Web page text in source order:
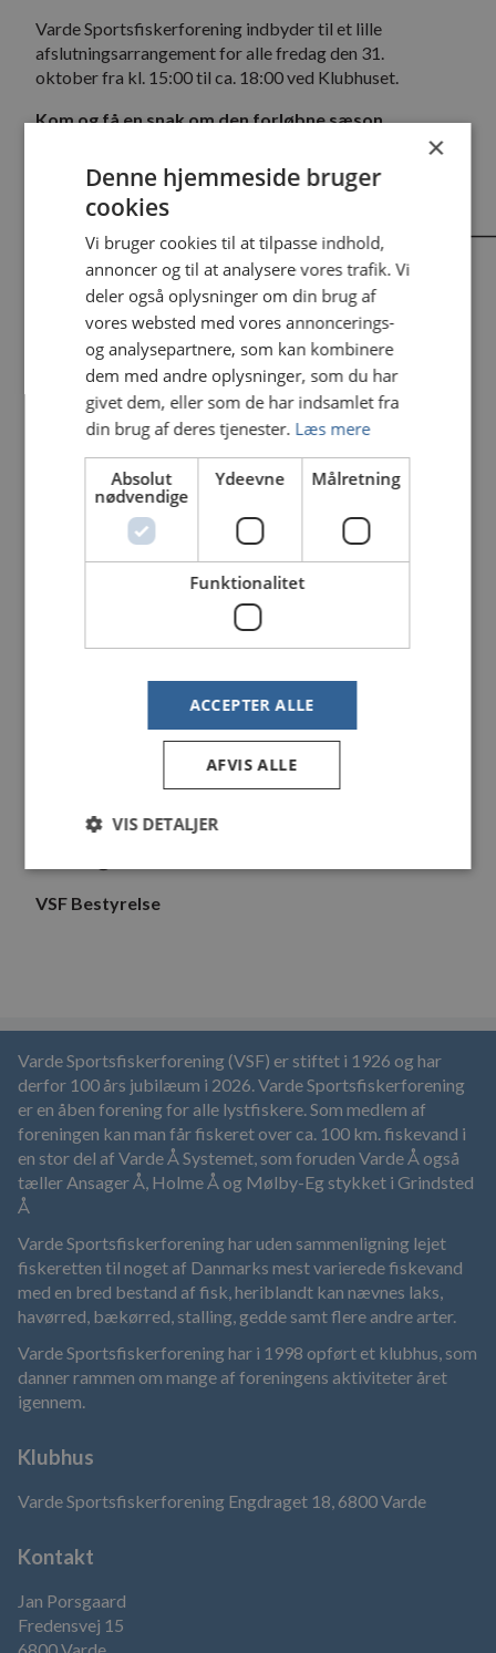
Varde Sportsfiskerforening indbyder til et lille
afslutningsarrangement for alle fredag den 31.
oktober fra kl. 15:00 til ca. 18:00 ved Klubhuset.
Kom og få en snak om den forløbne sæson.
drikke.
Start på vintersæsonen 2025 – 2026.
Tirsdage er klubdage.
I Varde Sportsfiskerforenings Klubhus Engdraget
18 Varde.
Om tirsdagen fra den 4. november 2025 og stort set
hver tirsdag frem til den 16. april 2026 holdes der “VSF-
Pensionisterne afholder klubeftermiddage tirsdage fra
Alle medlemmer er velkomne
Mød blot frem – vi ses
Bestyrelsesmedlem Jan Porsgaard 30 13 47 40 mail:
VSF Bestyrelse
Varde Sportsfiskerforening (VSF) er stiftet i 1926 og har
derfor 100 års jubilæum i 2026. Varde Sportsfiskerforening
er en åben forening for alle lystfiskere. Som medlem af
foreningen kan man får fiskeret over ca. 100 km. fiskevand i
en stor del af Varde Å Systemet, som foruden Varde Å også
tæller Ansager Å, Holme Å og Mølby-Eg stykket i Grindsted
Å
Varde Sportsfiskerforening har uden sammenligning lejet
fiskeretten til noget af Danmarks mest varierede fiskevand
med en bred bestand af fisk, heriblandt kan nævnes laks,
havørred, bækørred, stalling, gedde samt flere andre arter.
Varde Sportsfiskerforening har i 1998 opført et klubhus, som
danner rammen om mange af foreningens aktiviteter året
igennem.
Klubhus
Varde Sportsfiskerforening Engdraget 18, 6800 Varde
Kontakt
Jan Porsgaard
Fredensvej 15
×
Denne hjemmeside bruger
cookies
Vi bruger cookies til at tilpasse indhold,
annoncer og til at analysere vores trafik. Vi
deler også oplysninger om din brug af
vores websted med vores annoncerings-
og analysepartnere, som kan kombinere
dem med andre oplysninger, som du har
givet dem, eller som de har indsamlet fra
din brug af deres tjenester. Læs mere
Absolut
nødvendige
Ydeevne Målretning
Funktionalitet
ACCEPTER ALLE
AFVIS ALLE
VIS DETALJER